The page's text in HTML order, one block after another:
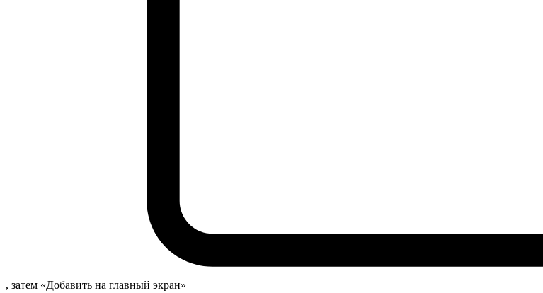
, затем «Добавить на главный экран»